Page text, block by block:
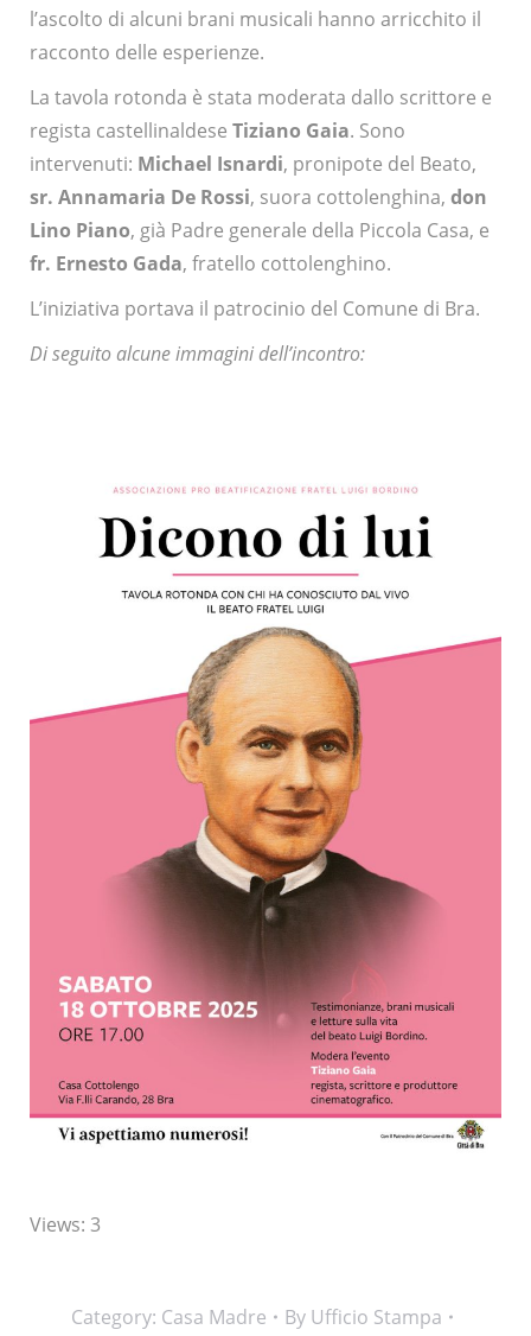
l’ascolto di alcuni brani musicali hanno arricchito il
racconto delle esperienze.
La tavola rotonda è stata moderata dallo scrittore e
regista castellinaldese Tiziano Gaia. Sono
intervenuti: Michael Isnardi, pronipote del Beato,
sr. Annamaria De Rossi, suora cottolenghina, don
Lino Piano, già Padre generale della Piccola Casa, e
fr. Ernesto Gada, fratello cottolenghino.
L’iniziativa portava il patrocinio del Comune di Bra.
Di seguito alcune immagini dell’incontro:
Views: 3
Category: Casa Madre By Ufficio Stampa